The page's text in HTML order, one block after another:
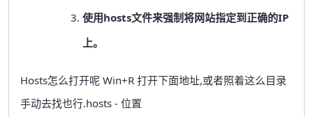
使用hosts文件来强制将网站指定到正确的IP
上。
Hosts怎么打开呢 Win+R 打开下面地址,或者照着这么目录
手动去找也行.hosts - 位置